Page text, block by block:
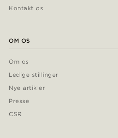
Kontakt os
OM OS
Om os
Ledige stillinger
Nye artikler
Presse
CSR